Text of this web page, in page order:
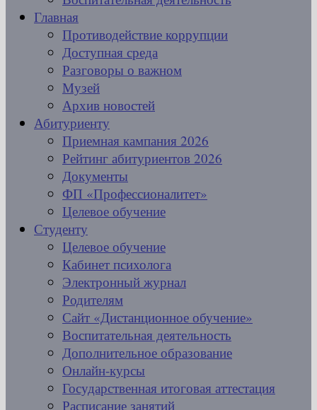
Главная
Противодействие коррупции
Доступная среда
Разговоры о важном
Музей
Архив новостей
Абитуриенту
Приемная кампания 2026
Рейтинг абитуриентов 2026
Документы
ФП «Профессионалитет»
Целевое обучение
Студенту
Целевое обучение
Кабинет психолога
Электронный журнал
Родителям
Сайт «Дистанционное обучение»
Воспитательная деятельность
Дополнительное образование
Онлайн-курсы
Государственная итоговая аттестация
Расписание занятий